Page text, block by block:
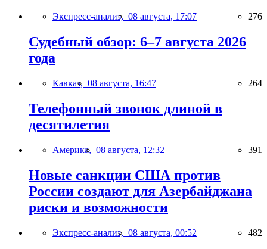
Экспресс-анализ, 08 августа, 17:07 276
Судебный обзор: 6–7 августа 2026
года
Кавказ, 08 августа, 16:47 264
Телефонный звонок длиной в
десятилетия
Америка, 08 августа, 12:32 391
Новые санкции США против
России создают для Азербайджана
риски и возможности
Экспресс-анализ, 08 августа, 00:52 482